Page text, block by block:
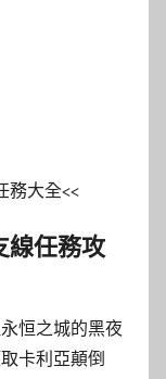
務大全<<
線任務攻
恒之城的黑夜
卡利亞顛倒